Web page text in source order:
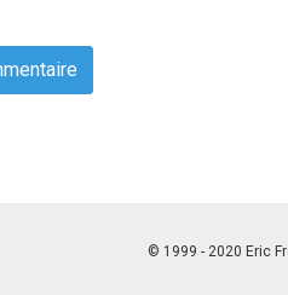
© 1999 - 2020 Eric